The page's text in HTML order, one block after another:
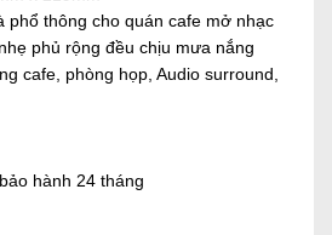
phổ thông cho quán cafe mở nhạc
phủ rộng đều chịu mưa nắng
cafe, phòng họp, Audio surround,
hành 24 tháng